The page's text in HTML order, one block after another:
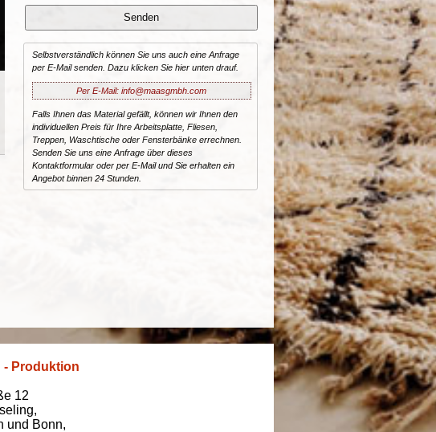
Selbstverständlich können Sie uns auch eine Anfrage
per E-Mail senden. Dazu klicken Sie hier unten drauf.
Per E-Mail: info@maasgmbh.com
Falls Ihnen das Materialgefällt, können wir Ihnen den
individuellen Preis für Ihre Arbeitsplatte, Fliesen,
Treppen, Waschtische oder Fensterbänke errechnen.
Senden Sie uns eine Anfrage über dieses
Kontaktformular oder per E-Mail und Sie erhalten ein
Angebot binnen 24 Stunden.
- Produktion
12
,
und Bonn,